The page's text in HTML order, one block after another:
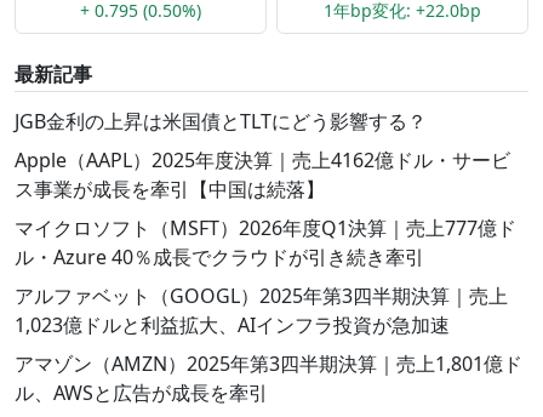
+ 0.795 (0.50%)
1年bp変化: +22.0bp
最新記事
JGB金利の上昇は米国債とTLTにどう影響する？
Apple（AAPL）2025年度決算｜売上4162億ドル・サービ
ス事業が成長を牽引【中国は続落】
マイクロソフト（MSFT）2026年度Q1決算｜売上777億ド
ル・Azure 40％成長でクラウドが引き続き牽引
アルファベット（GOOGL）2025年第3四半期決算｜売上
1,023億ドルと利益拡大、AIインフラ投資が急加速
アマゾン（AMZN）2025年第3四半期決算｜売上1,801億ド
ル、AWSと広告が成長を牽引